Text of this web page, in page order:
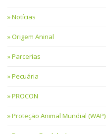
Notícias
Origem Aninal
Parcerias
Pecuária
PROCON
Proteção Animal Mundial (WAP)